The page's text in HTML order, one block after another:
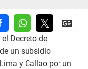
Decreto de
un subsidio
y Callao por un